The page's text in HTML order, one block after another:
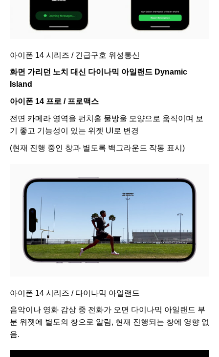
아이폰 14 시리즈 / 긴급구호 위성통신
화면 가리던 노치 대신 다이나믹 아일랜드 Dynamic
Island
아이폰 14 프로 / 프로맥스
전면 카메라 영역을 펀치홀 물방울 모양으로 움직이며 보
기 좋고 기능성이 있는 위젯 UI로 변경
(현재 진행 중인 창과 별도록 백그라운드 작동 표시)
아이폰 14 시리즈 / 다이나믹 아일랜드
음악이나 영화 감상 중 전화가 오면 다이나믹 아일랜드 부
분 위젯에 별도의 창으로 알림, 현재 진행되는 창에 영향 없
음.